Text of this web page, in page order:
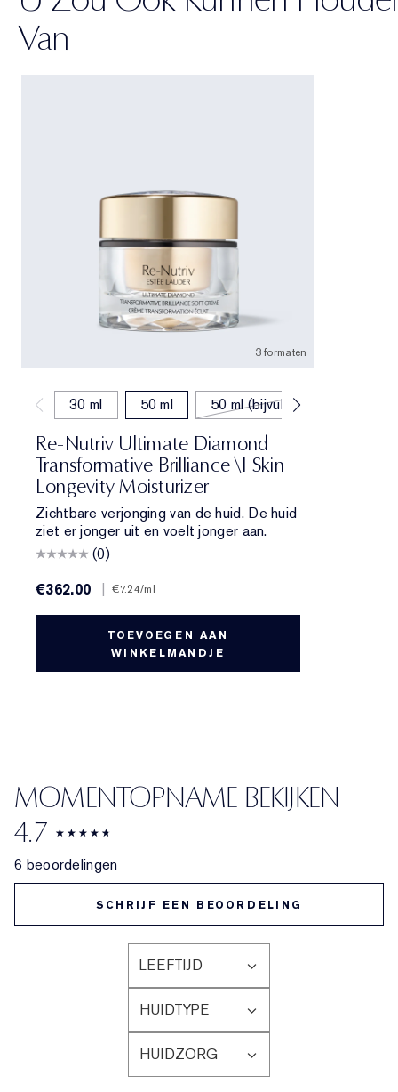
Van
3 formaten
30 ml 50 ml 50 ml (bijvullen)
Re-Nutriv Ultimate Diamond
Transformative Brilliance \| Skin
Longevity Moisturizer
Zichtbare verjonging van de huid. De huid
ziet er jonger uit en voelt jonger aan.
(0)
€362.00
€7.24/ml
TOEVOEGEN AAN
WINKELMANDJE
MOMENTOPNAME BEKIJKEN
4.7
6 beoordelingen
SCHRIJF EEN BEOORDELING
LEEFTIJD
FILTER
BEOORDELINGEN
OP
LEEFTIJD
HUIDTYPE
FILTER
BEOORDELINGEN
OP
HUIDTYPE
HUIDZORG
FILTER
BEOORDELINGEN